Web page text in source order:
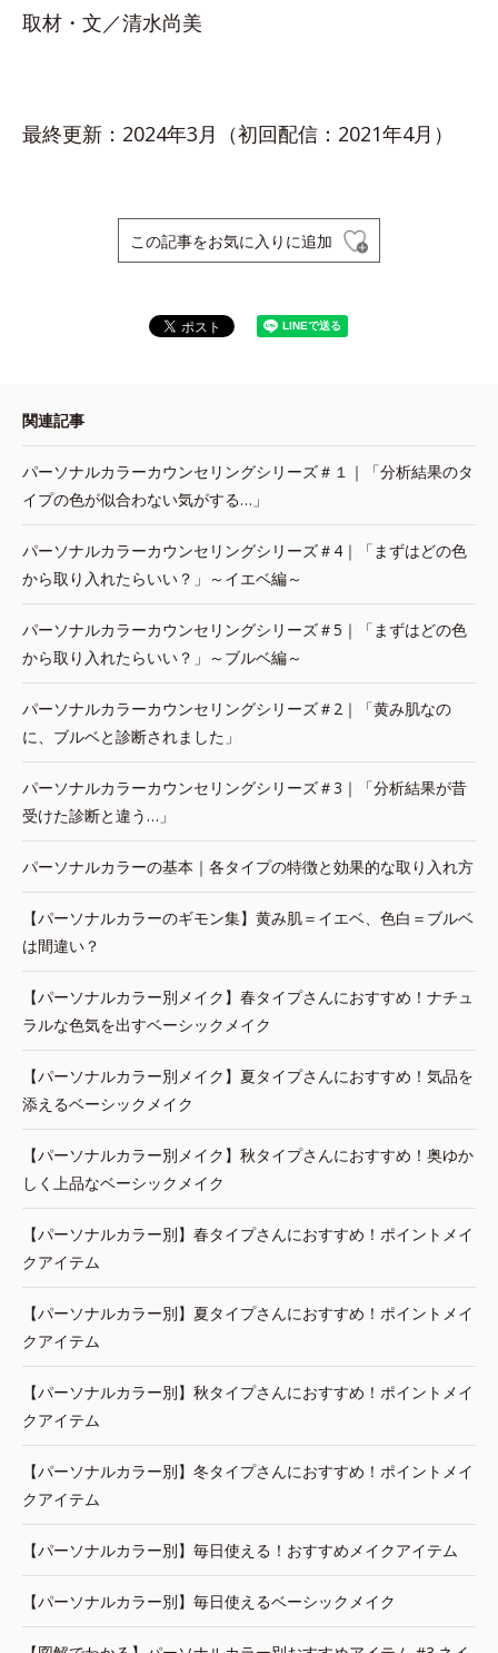
取材・文／清水尚美
最終更新：2024年3月（初回配信：2021年4月）
この記事をお気に入りに追加
関連記事
パーソナルカラーカウンセリングシリーズ＃１｜「分析結果のタ
イプの色が似合わない気がする…」
パーソナルカラーカウンセリングシリーズ＃4｜「まずはどの色
から取り入れたらいい？」～イエベ編～
パーソナルカラーカウンセリングシリーズ＃5｜「まずはどの色
から取り入れたらいい？」～ブルベ編～
パーソナルカラーカウンセリングシリーズ＃2｜「黄み肌なの
に、ブルベと診断されました」
パーソナルカラーカウンセリングシリーズ＃3｜「分析結果が昔
受けた診断と違う…」
パーソナルカラーの基本｜各タイプの特徴と効果的な取り入れ方
【パーソナルカラーのギモン集】黄み肌＝イエベ、色白＝ブルベ
は間違い？
【パーソナルカラー別メイク】春タイプさんにおすすめ！ナチュ
ラルな色気を出すベーシックメイク
【パーソナルカラー別メイク】夏タイプさんにおすすめ！気品を
添えるベーシックメイク
【パーソナルカラー別メイク】秋タイプさんにおすすめ！奥ゆか
しく上品なベーシックメイク
【パーソナルカラー別】春タイプさんにおすすめ！ポイントメイ
クアイテム
【パーソナルカラー別】夏タイプさんにおすすめ！ポイントメイ
クアイテム
【パーソナルカラー別】秋タイプさんにおすすめ！ポイントメイ
クアイテム
【パーソナルカラー別】冬タイプさんにおすすめ！ポイントメイ
クアイテム
【パーソナルカラー別】毎日使える！おすすめメイクアイテム
【パーソナルカラー別】毎日使えるベーシックメイク